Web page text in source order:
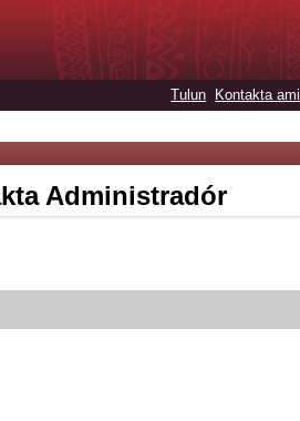
Tulun Kontakta ami
Administradór